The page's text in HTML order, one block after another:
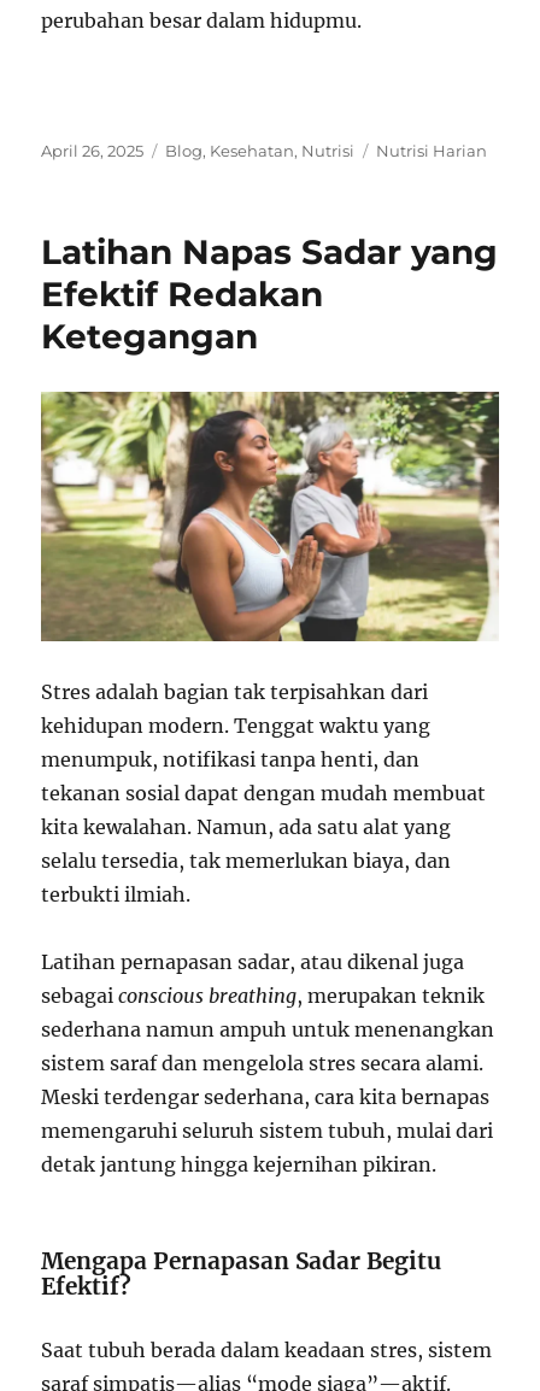
perubahan besar dalam hidupmu.
Posted
April 26, 2025 Categories
Blog, Kesehatan, Nutrisi Tags
Nutrisi Harian
Latihan Napas Sadar yang
Efektif Redakan
Ketegangan
Stres adalah bagian tak terpisahkan dari
kehidupan modern. Tenggat waktu yang
menumpuk, notifikasi tanpa henti, dan
tekanan sosial dapat dengan mudah membuat
kita kewalahan. Namun, ada satu alat yang
selalu tersedia, tak memerlukan biaya, dan
terbukti ilmiah.
Latihan pernapasan sadar, atau dikenal juga
sebagaiconscious breathing, merupakan teknik
sederhana namun ampuh untuk menenangkan
sistem saraf dan mengelola stres secara alami.
Meski terdengar sederhana, cara kita bernapas
memengaruhi seluruh sistem tubuh, mulai dari
detak jantung hingga kejernihan pikiran.
Mengapa Pernapasan Sadar Begitu
Efektif?
Saat tubuh berada dalam keadaan stres, sistem
saraf simpatis—alias “mode siaga”—aktif.